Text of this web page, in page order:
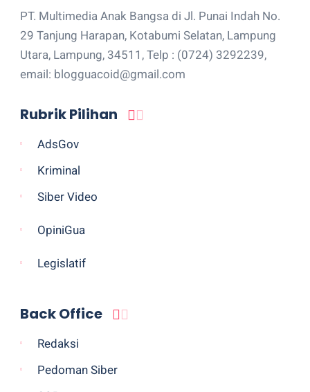
PT. Multimedia Anak Bangsa di Jl. Punai Indah No.
29 Tanjung Harapan, Kotabumi Selatan, Lampung
Utara, Lampung, 34511, Telp : (0724) 3292239,
email: blogguacoid@gmail.com
Rubrik Pilihan
AdsGov
Kriminal
Siber Video
OpiniGua
Legislatif
Back Office
Redaksi
Pedoman Siber